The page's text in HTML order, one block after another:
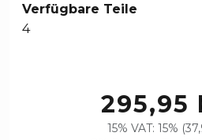
Verfügbare Teile
4
295,95
15% VAT: 15%